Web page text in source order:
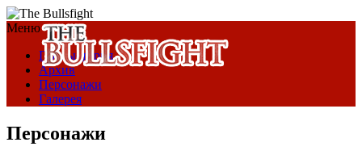
Меню
Предыстория
Архив
Персонажи
Галерея
Персонажи